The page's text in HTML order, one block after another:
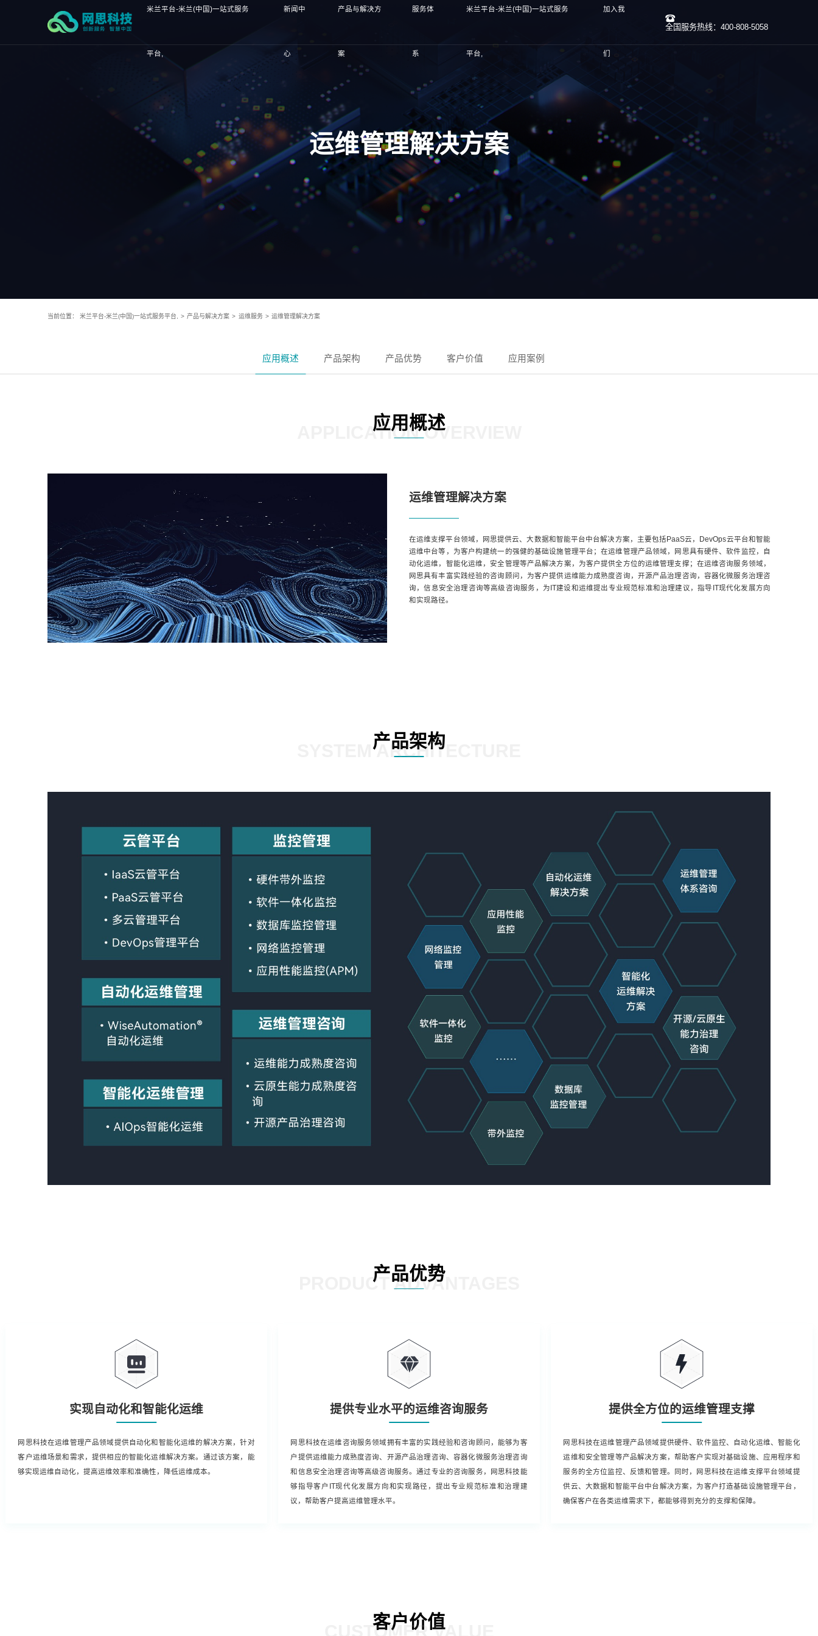
米兰平台-米兰(中国)一站式服务
平台,
新闻中
心
产品与解决方
案
服务体
系
米兰平台-米兰(中国)一站式服务
平台,
加入我
们
全国服务热线：400-808-5058
运维管理解决方案
当前位置： 米兰平台-米兰(中国)一站式服务平台, > 产品与解决方案 > 运维服务 > 运维管理解决方案
应用概述 产品架构 产品优势 客户价值 应用案例
应用概述
APPLICATION OVERVIEW
运维管理解决方案
在运维支撑平台领域，网思提供云、大数据和智能平台中台解决方案，主要包括PaaS云，DevOps云平台和智能
运维中台等，为客户构建统一的强健的基础设施管理平台；在运维管理产品领域，网思具有硬件、软件监控，自
动化运维，智能化运维，安全管理等产品解决方案，为客户提供全方位的运维管理支撑；在运维咨询服务领域，
网思具有丰富实践经验的咨询顾问，为客户提供运维能力成熟度咨询，开源产品治理咨询，容器化微服务治理咨
询，信息安全治理咨询等高级咨询服务，为IT建设和运维提出专业规范标准和治理建议，指导IT现代化发展方向
和实现路径。
产品架构
SYSTEM ARCHITECTURE
产品优势
PRODUCT ADVANTAGES
实现自动化和智能化运维
网思科技在运维管理产品领域提供自动化和智能化运维的解决方案，针对
客户运维场景和需求，提供相应的智能化运维解决方案。通过该方案，能
够实现运维自动化，提高运维效率和准确性，降低运维成本。
提供专业水平的运维咨询服务
网思科技在运维咨询服务领域拥有丰富的实践经验和咨询顾问，能够为客
户提供运维能力成熟度咨询、开源产品治理咨询、容器化微服务治理咨询
和信息安全治理咨询等高级咨询服务。通过专业的咨询服务，网思科技能
够指导客户IT现代化发展方向和实现路径，提出专业规范标准和治理建
议，帮助客户提高运维管理水平。
提供全方位的运维管理支撑
网思科技在运维管理产品领域提供硬件、软件监控、自动化运维、智能化
运维和安全管理等产品解决方案，帮助客户实现对基础设施、应用程序和
服务的全方位监控、反馈和管理。同时，网思科技在运维支撑平台领域提
供云、大数据和智能平台中台解决方案，为客户打造基础设施管理平台，
确保客户在各类运维需求下，都能够得到充分的支撑和保障。
客户价值
CUSTOMER VALUE